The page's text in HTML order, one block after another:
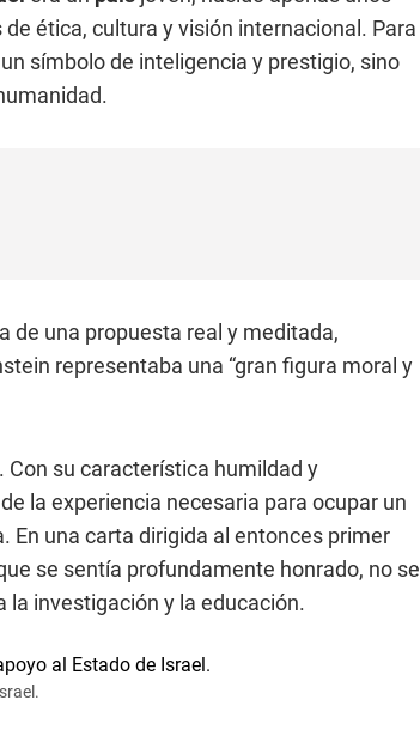
ética, cultura y visión internacional. Para
símbolo de inteligencia y prestigio, sino
de una propuesta real y meditada,
representaba una “gran figura moral y
. Con su característica humildad y
la experiencia necesaria para ocupar un
En una carta dirigida al entonces primer
se sentía profundamente honrado, no se
la investigación y la educación.